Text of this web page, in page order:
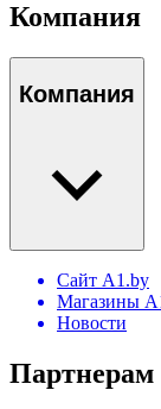
Компания
Компания
Сайт A1.by
Магазины
Новости
Партнерам